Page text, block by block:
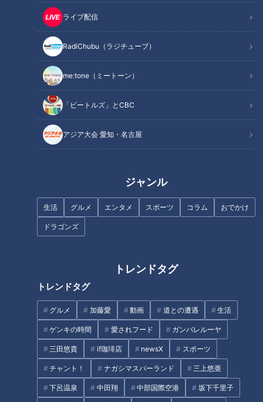
ライブ配信
RadiChubu（ラジチューブ）
me:tone（ミートーン）
「ビートルズ」とCBC
アジア大会 愛知・名古屋
ジャンル
生活 グルメ エンタメ スポーツ コラム おでかけ
ドラゴンズ
トレンドタグ
トレンドタグ
グルメ 加藤愛 動画 道との遭遇 生活
ゲンキの時間 愛されフード ガンバレルーヤ
三田悠貴 if珈琲店 newsX スポーツ
チャント！ ナガシマスパーランド 三上悠亜
下呂温泉 中田翔 中部国際空港 坂下千里子
この記事を見たあなたへのおすすめ
フランス人は菓子店「シャトレ
ーゼ」の店名に顔を赤らめる？
ナ・中村アナの同期女子3人が
格付け？
地元の歴史的イベントをどこよ
りもアツく生放送！CBCテレビ